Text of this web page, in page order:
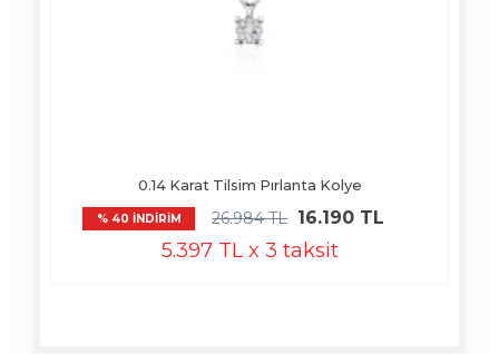
0.14 Karat Tilsim Pırlanta Kolye
% 40 İNDİRİM 26.984 TL 16.190 TL
5.397 TL x 3 taksit